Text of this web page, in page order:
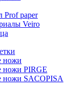
Prof paper
Veiro
ножи
ножи PIRGE
ножи SACOPISA